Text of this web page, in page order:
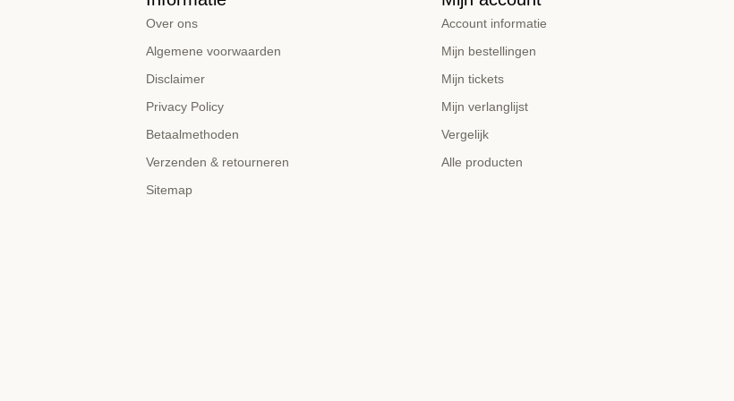
Over ons
Algemene voorwaarden
Disclaimer
Privacy Policy
Betaalmethoden
Verzenden & retourneren
Sitemap
Account informatie
Mijn bestellingen
Mijn tickets
Mijn verlanglijst
Vergelijk
Alle producten